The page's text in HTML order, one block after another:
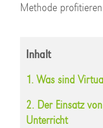
Methode
Inhalt
1. Was sind
2. Der Einsatz
Unterricht